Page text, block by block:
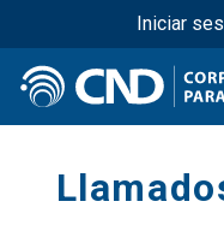
Menú
Iniciar